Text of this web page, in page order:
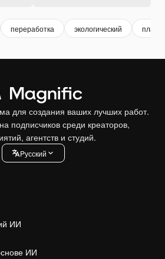
переработка экологический
для создания ваших лучших работ.
подписчиков среди креаторов,
агентств и студий.
Pусский
ИИ
ИИ